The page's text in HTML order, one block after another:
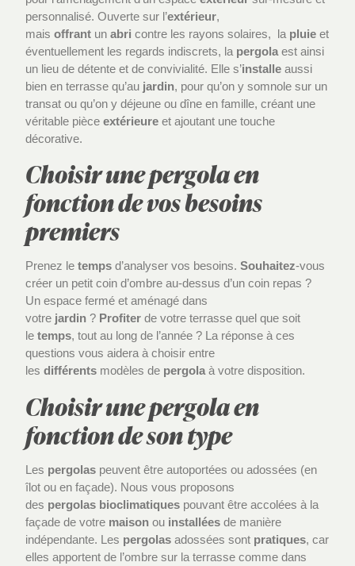
personnalisé. Ouverte sur l’extérieur,
maisoffrant unabri contre les rayons solaires, la pluie et
éventuellement les regards indiscrets, la pergola est ainsi
un lieu de détente et de convivialité. Elle s’installe aussi
bien en terrasse qu’au jardin, pour qu’on y somnole sur un
transat ou qu’on y déjeune ou dîne en famille, créant une
véritable pièceextérieure et ajoutant une touche
décorative.
Choisir une pergola en
fonction de vos besoins
premiers
Prenez letemps d’analyser vos besoins.Souhaitez-vous
créer un petit coin d’ombre au-dessus d’un coin repas ?
Un espace fermé et aménagé dans
votre jardin ? Profiter de votre terrasse quel que soit
letemps, tout au long de l’année ? La réponse à ces
questions vous aidera à choisir entre
lesdifférents modèles de pergolaà votre disposition.
Choisir une pergola en
fonction de son type
Les pergolas peuvent être autoportées ou adossées (en
îlot ou en façade). Nous vous proposons
des pergolas bioclimatiques pouvant être accolées à la
façade de votre maison ou installées de manière
indépendante. Les pergolas adossées sont pratiques, car
elles apportent de l’ombre sur la terrasse comme dans